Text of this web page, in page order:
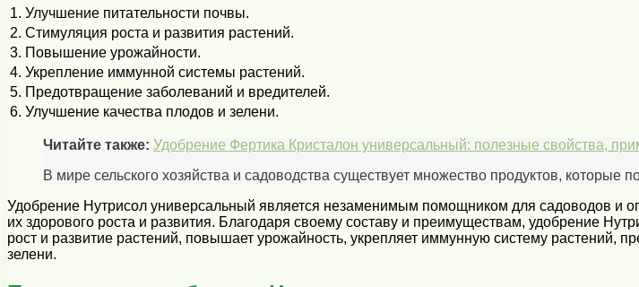
1. Улучшение питательности почвы.
2. Стимуляция роста и развития растений.
3. Повышение урожайности.
4. Укрепление иммунной системы растений.
5. Предотвращение заболеваний и вредителей.
6. Улучшение качества плодов и зелени.
Читайте также: Удобрение Фертика Кристалон универсальный: полезные свойства,
В мире сельского хозяйства и садоводства существует множество продуктов, которые
Удобрение Нутрисол универсальный является незаменимым помощником для садоводов и
их здорового роста и развития. Благодаря своему составу и преимуществам, удобрение
рост и развитие растений, повышает урожайность, укрепляет иммунную систему растений,
зелени.